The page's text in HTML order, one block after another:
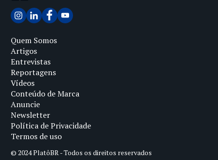
© 2024 PlatôBR - Todos os direitos reservados
Quem Somos
Artigos
Entrevistas
Reportagens
Vídeos
Conteúdo de Marca
Anuncie
Newsletter
Política de Privacidade
Termos de uso